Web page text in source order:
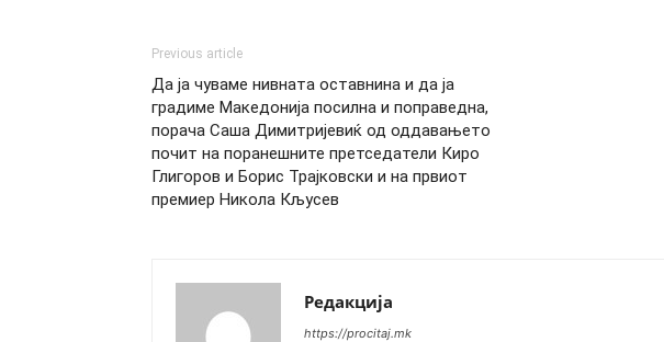
Previous article
Да ја чуваме нивната оставнина и да ја
градиме Македонија посилна и поправедна,
порача Саша Димитријевиќ од оддавањето
почит на поранешните претседатели Киро
Глигоров и Борис Трајковски и на првиот
премиер Никола Кљусев
Редакција
https://procitaj.mk